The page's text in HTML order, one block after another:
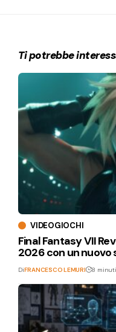
Ti potrebbe
VIDEOGIOCHI
Final Fantasy VII
2026 con un nuovo
DiFRANCESCO LEMURI 8